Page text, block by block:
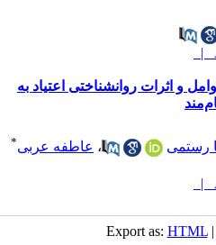
و اثرات روانشناختی اعتیاد به
،عاطفه عربی
Export as:HTML